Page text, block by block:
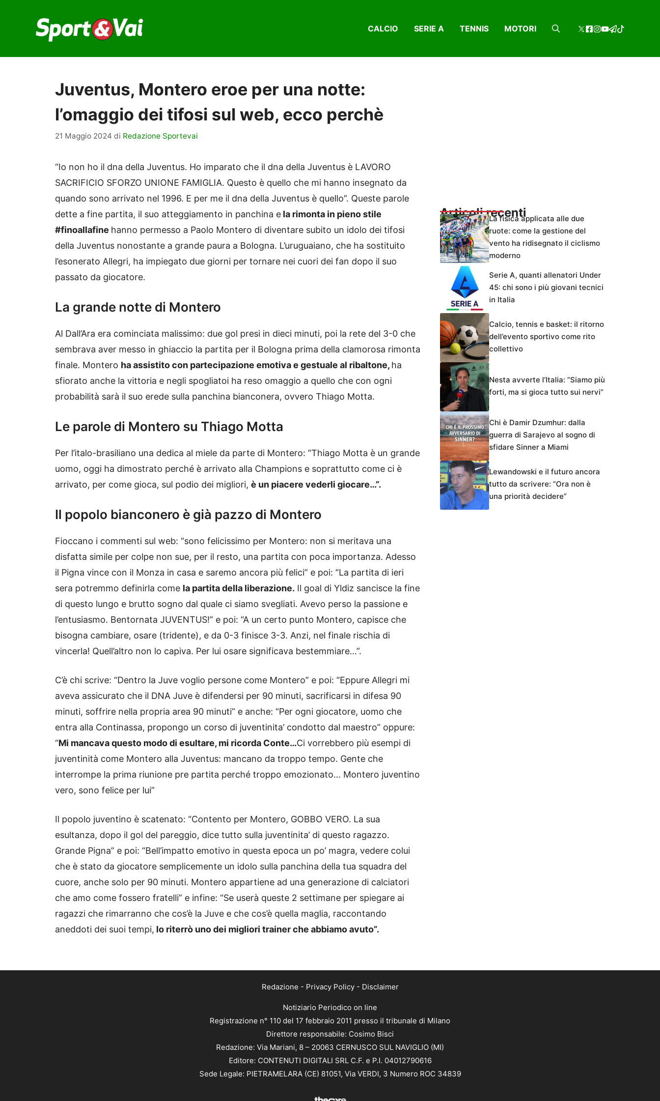
contenuto
CALCIO SERIE A TENNIS MOTORI
Juventus, Montero eroe per una notte:
l’omaggio dei tifosi sul web, ecco perchè
21 Maggio 2024 di Redazione Sportevai
“Io non ho il dna della Juventus. Ho imparato che il dna della Juventus è LAVORO
SACRIFICIO SFORZO UNIONE FAMIGLIA. Questo è quello che mi hanno insegnato da
quando sono arrivato nel 1996. E per me il dna della Juventus è quello”. Queste parole
dette a fine partita, il suo atteggiamento in panchina e la rimonta in pieno stile
#finoallafine hanno permesso a Paolo Montero di diventare subito un idolo dei tifosi
della Juventus nonostante a grande paura a Bologna. L’uruguaiano, che ha sostituito
l’esonerato Allegri, ha impiegato due giorni per tornare nei cuori dei fan dopo il suo
passato da giocatore.
La grande notte di Montero
Al Dall’Ara era cominciata malissimo: due gol presi in dieci minuti, poi la rete del 3-0 che
sembrava aver messo in ghiaccio la partita per il Bologna prima della clamorosa rimonta
finale. Montero ha assistito con partecipazione emotiva e gestuale al ribaltone, ha
sfiorato anche la vittoria e negli spogliatoi ha reso omaggio a quello che con ogni
probabilità sarà il suo erede sulla panchina bianconera, ovvero Thiago Motta.
Le parole di Montero su Thiago Motta
Per l’italo-brasiliano una dedica al miele da parte di Montero: “Thiago Motta è un grande
uomo, oggi ha dimostrato perché è arrivato alla Champions e soprattutto come ci è
arrivato, per come gioca, sul podio dei migliori, è un piacere vederli giocare…”.
Il popolo bianconero è già pazzo di Montero
Fioccano i commenti sul web: “sono felicissimo per Montero: non si meritava una
disfatta simile per colpe non sue, per il resto, una partita con poca importanza. Adesso
il Pigna vince con il Monza in casa e saremo ancora più felici” e poi: “La partita di ieri
sera potremmo definirla come la partita della liberazione. Il goal di Yldiz sancisce la fine
di questo lungo e brutto sogno dal quale ci siamo svegliati. Avevo perso la passione e
l’entusiasmo. Bentornata JUVENTUS!” e poi: “A un certo punto Montero, capisce che
bisogna cambiare, osare (tridente), e da 0-3 finisce 3-3. Anzi, nel finale rischia di
vincerla! Quell’altro non lo capiva. Per lui osare significava bestemmiare…”.
C’è chi scrive: “Dentro la Juve voglio persone come Montero” e poi: “Eppure Allegri mi
aveva assicurato che il DNA Juve è difendersi per 90 minuti, sacrificarsi in difesa 90
minuti, soffrire nella propria area 90 minuti” e anche: “Per ogni giocatore, uomo che
entra alla Continassa, propongo un corso di juventinita’ condotto dal maestro” oppure:
“Mi mancava questo modo di esultare, mi ricorda Conte…Ci vorrebbero più esempi di
juventinità come Montero alla Juventus: mancano da troppo tempo. Gente che
interrompe la prima riunione pre partita perché troppo emozionato… Montero juventino
vero, sono felice per lui”
Il popolo juventino è scatenato: “Contento per Montero, GOBBO VERO. La sua
esultanza, dopo il gol del pareggio, dice tutto sulla juventinita’ di questo ragazzo.
Grande Pigna” e poi: “Bell’impatto emotivo in questa epoca un po’ magra, vedere colui
che è stato da giocatore semplicemente un idolo sulla panchina della tua squadra del
cuore, anche solo per 90 minuti. Montero appartiene ad una generazione di calciatori
che amo come fossero fratelli” e infine: “Se userà queste 2 settimane per spiegare ai
ragazzi che rimarranno che cos’è la Juve e che cos’è quella maglia, raccontando
aneddoti dei suoi tempi, lo riterrò uno dei migliori trainer che abbiamo avuto”.
Articoli recentiLa fisica applicata alle due
ruote: come la gestione del
vento ha ridisegnato il ciclismo
moderno
Serie A, quanti allenatori Under
45: chi sono i più giovani tecnici
in Italia
Calcio, tennis e basket: il ritorno
dell’evento sportivo come rito
collettivo
Nesta avverte l’Italia: “Siamo più
forti, ma si gioca tutto sui nervi”
Chi è Damir Dzumhur: dalla
guerra di Sarajevo al sogno di
sfidare Sinner a Miami
Lewandowski e il futuro ancora
tutto da scrivere: “Ora non è
una priorità decidere”
Redazione - Privacy Policy- Disclaimer
Notiziario Periodico on line
Registrazione n° 110 del 17 febbraio 2011 presso il tribunale di Milano
Direttore responsabile: Cosimo Bisci
Redazione: Via Mariani, 8 – 20063 CERNUSCO SUL NAVIGLIO (MI)
Editore: CONTENUTI DIGITALI SRL C.F. e P.I. 04012790616
Sede Legale: PIETRAMELARA (CE) 81051, Via VERDI, 3 Numero ROC 34839